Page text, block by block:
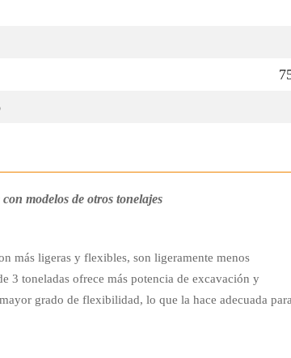
modelos de otros tonelajes
más ligeras y flexibles, son ligeramente menos
3 toneladas ofrece más potencia de excavación y
grado de flexibilidad, lo que la hace adecuada